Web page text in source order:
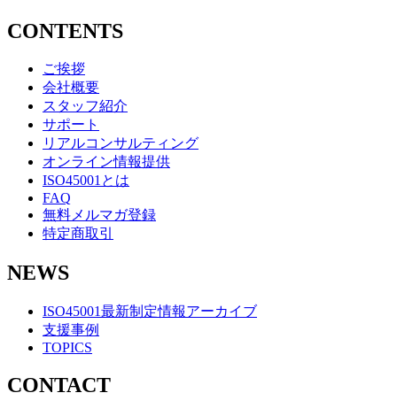
CONTENTS
ご挨拶
会社概要
スタッフ紹介
サポート
リアルコンサルティング
オンライン情報提供
ISO45001とは
FAQ
無料メルマガ登録
特定商取引
NEWS
ISO45001最新制定情報アーカイブ
支援事例
TOPICS
CONTACT